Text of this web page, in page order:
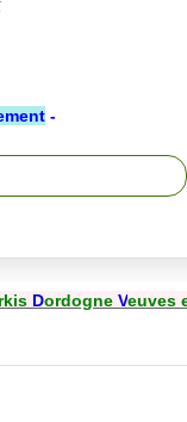
-
Dordogne Veuves